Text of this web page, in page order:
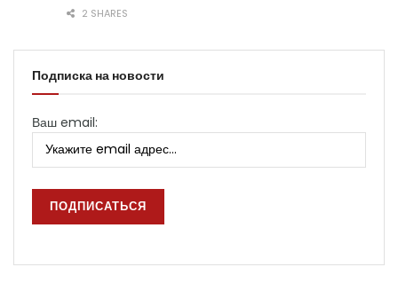
2 SHARES
Подписка на новости
Ваш email: